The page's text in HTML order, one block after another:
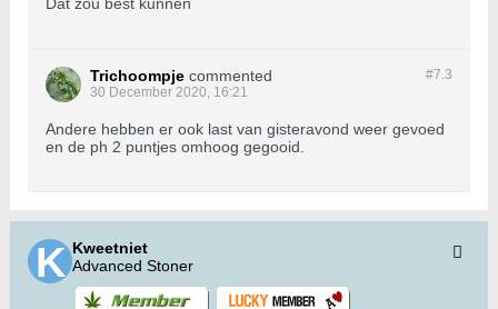
#7.3
Trichoompje commented
30 December 2020, 16:21
Andere hebben er ook last van gisteravond weer gevoed
en de ph 2 puntjes omhoog gegooid.
Kweetniet
Advanced Stoner